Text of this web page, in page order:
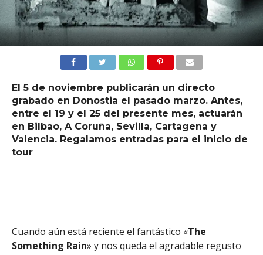
El 5 de noviembre publicarán un directo
grabado en Donostia el pasado marzo. Antes,
entre el 19 y el 25 del presente mes, actuarán
en Bilbao, A Coruña, Sevilla, Cartagena y
Valencia. Regalamos entradas para el inicio de
tour
Cuando aún está reciente el fantástico «The
Something Rain» y nos queda el agradable regusto